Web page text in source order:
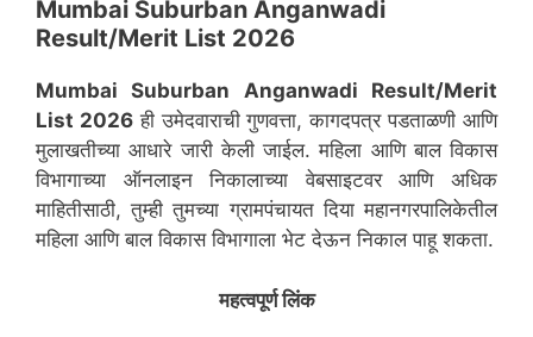
Mumbai Suburban Anganwadi
Result/Merit List 2026
Mumbai Suburban
Anganwadi Result/Merit
List 2026ही उमेदवाराची गुणवत्ता, कागदपत्र पडताळणी आणि
मुलाखतीच्या आधारे जारी केली जाईल. महिला आणि बाल विकास
विभागाच्या ऑनलाइन निकालाच्या वेबसाइटवर आणि अधिक
माहितीसाठी, तुम्ही तुमच्या ग्रामपंचायत दिया महानगरपालिकेतील
महिला आणि बाल विकास विभागाला भेट देऊन निकाल पाहू शकता.
महत्वपूर्ण लिंक